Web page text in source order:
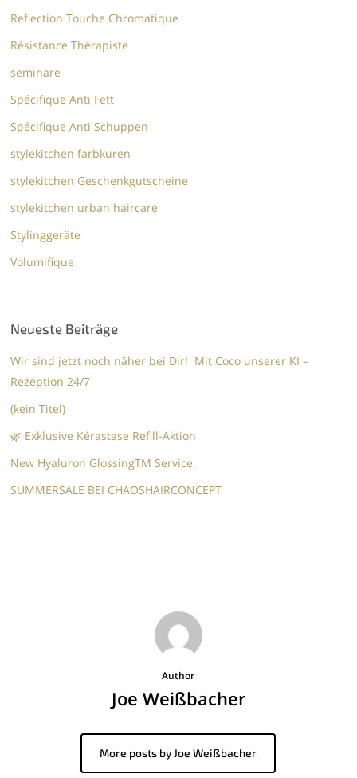
Reflection Touche Chromatique
Résistance Thérapiste
seminare
Spécifique Anti Fett
Spécifique Anti Schuppen
stylekitchen farbkuren
stylekitchen Geschenkgutscheine
stylekitchen urban haircare
Stylinggeräte
Volumifique
Neueste Beiträge
Wir sind jetzt noch näher bei Dir! Mit Coco unserer KI –
Rezeption 24/7
(kein Titel)
🌿 Exklusive Kérastase Refill-Aktion
New Hyaluron GlossingTM​ Service.​
SUMMERSALE BEI CHAOSHAIRCONCEPT
Author
Joe Weißbacher
More posts by Joe Weißbacher